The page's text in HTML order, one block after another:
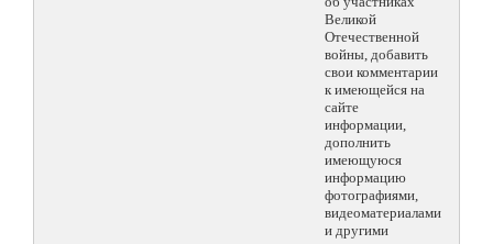
Великой
Отечественной
войны, добавить
свои комментарии
к имеющейся на
сайте
информации,
дополнить
имеющуюся
информацию
фотографиями,
видеоматериалами
и другими